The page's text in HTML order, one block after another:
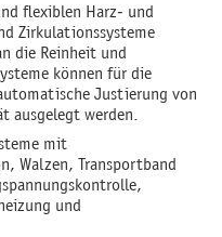
flexiblen Harz- und
Zirkulationssysteme
die Reinheit und
können für die
Justierung von
ausgelegt werden.
mit
Walzen, Transportband
und